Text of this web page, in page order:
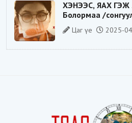
ХЭНЭЭС, ЯАХ ГЭЖ
Болормаа /
гадаадын
Цаг үе 2025-